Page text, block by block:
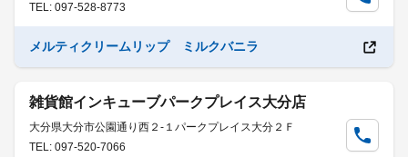
TEL: 097-528-8773
メルティクリームリップ ミルクバニラ
雑貨館インキューブパークプレイス大分店
大分県大分市公園通り西２-１パークプレイス大分２Ｆ
TEL: 097-520-7066